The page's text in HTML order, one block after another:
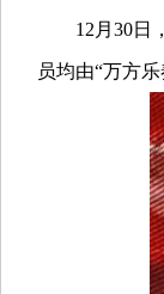
12月30日，
员均由“万方